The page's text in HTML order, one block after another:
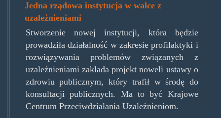
Jedna rządowa instytucja w walce z
uzależnieniami
Stworzenie nowej instytucji, która będzie
prowadziła działalność w zakresie profilaktyki i
rozwiązywania problemów związanych z
uzależnieniami zakłada projekt noweli ustawy o
zdrowiu publicznym, który trafił w środę do
konsultacji publicznych. Ma to być Krajowe
Centrum Przeciwdziałania Uzależnieniom.